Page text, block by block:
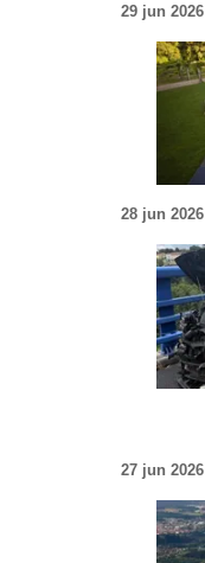
29 jun 2026
28 jun 2026
27 jun 2026